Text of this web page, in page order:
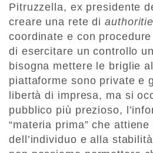
Pitruzzella, ex presidente
creare una rete di
coordinate e con
di esercitare un controllo
bisogna mettere le briglie
piattaforme sono private e
libertà di impresa, ma si
pubblico più prezioso,
“materia prima” che
dell’individuo e alla